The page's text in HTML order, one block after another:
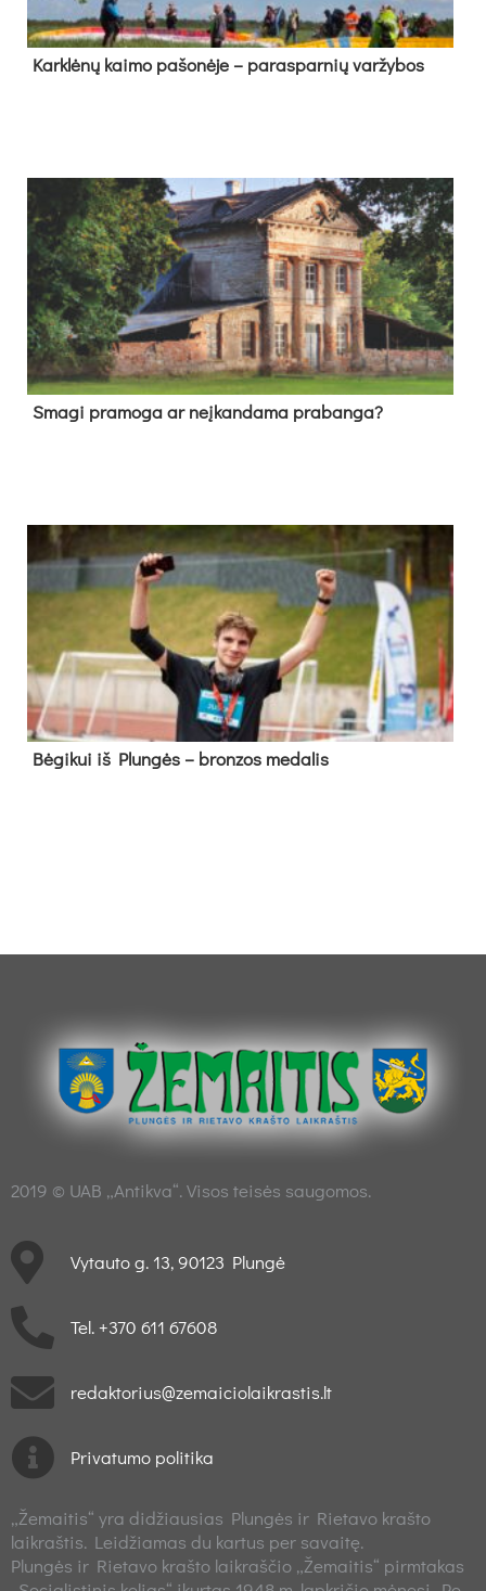
Kark­lė­nų kai­mo pa­šo­nė­je – pa­ras­par­nių var­žy­bos
Sma­gi pra­mo­ga ar neį­kan­da­ma pra­ban­ga?
Bė­gi­kui iš Plun­gės – bron­zos me­da­lis
2019 © UAB „Antikva“. Visos teisės saugomos.
Vytauto g. 13, 90123 Plungė
Tel. +370 611 67608
redaktorius@zemaiciolaikrastis.lt
Privatumo politika
„Žemaitis“ yra didžiausias Plungės ir Rietavo krašto
laikraštis. Leidžiamas du kartus per savaitę.
Plungės ir Rietavo krašto laikraščio „Žemaitis“ pirmtakas